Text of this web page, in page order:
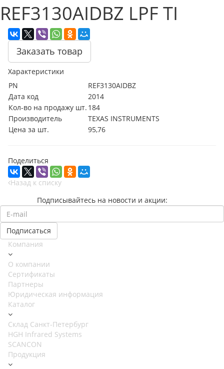
REF3130AIDBZ LPF TI
Заказать товар
Характеристики
PN
REF3130AIDBZ
Дата код
2014
Кол-во на продажу шт. 184
Производитель
TEXAS INSTRUMENTS
Цена за шт.
95,76
Поделиться
Назад к списку
Подписывайтесь на новости и акции:
Компания
О компании
Сертификаты
Партнеры
Юридическая информация
Каталог
Cклад Санкт-Петербург
HGH Infrared Systems
SCANCON
Продукция